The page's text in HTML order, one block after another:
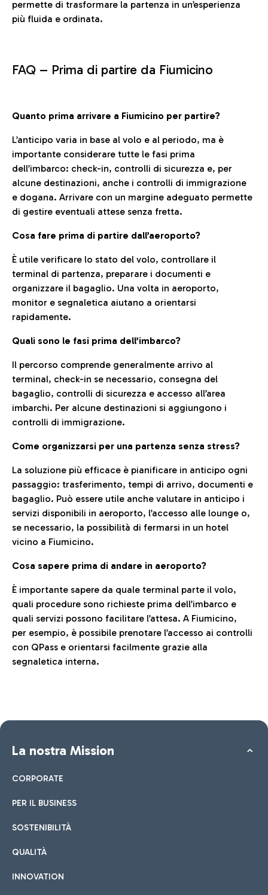
permette di trasformare la partenza in un’esperienza
più fluida e ordinata.
FAQ – Prima di partire da Fiumicino
Quanto prima arrivare a Fiumicino per partire?
L’anticipo varia in base al volo e al periodo, ma è
importante considerare tutte le fasi prima
dell’imbarco: check-in, controlli di sicurezza e, per
alcune destinazioni, anche i controlli di immigrazione
e dogana. Arrivare con un margine adeguato permette
di gestire eventuali attese senza fretta.
Cosa fare prima di partire dall’aeroporto?
È utile verificare lo stato del volo, controllare il
terminal di partenza, preparare i documenti e
organizzare il bagaglio. Una volta in aeroporto,
monitor e segnaletica aiutano a orientarsi
rapidamente.
Quali sono le fasi prima dell’imbarco?
Il percorso comprende generalmente arrivo al
terminal, check-in se necessario, consegna del
bagaglio, controlli di sicurezza e accesso all’area
imbarchi. Per alcune destinazioni si aggiungono i
controlli di immigrazione.
Come organizzarsi per una partenza senza stress?
La soluzione più efficace è pianificare in anticipo ogni
passaggio: trasferimento, tempi di arrivo, documenti e
bagaglio. Può essere utile anche valutare in anticipo i
servizi disponibili in aeroporto, l’accesso alle lounge o,
se necessario, la possibilità di fermarsi in un hotel
vicino a Fiumicino.
Cosa sapere prima di andare in aeroporto?
È importante sapere da quale terminal parte il volo,
quali procedure sono richieste prima dell’imbarco e
quali servizi possono facilitare l’attesa. A Fiumicino,
per esempio, è possibile prenotare l’accesso ai controlli
con QPass e orientarsi facilmente grazie alla
segnaletica interna.
La nostra Mission
CORPORATE
PER IL BUSINESS
SOSTENIBILITÀ
QUALITÀ
INNOVATION